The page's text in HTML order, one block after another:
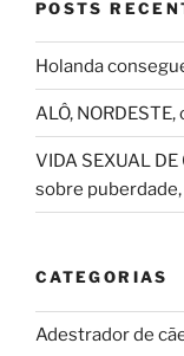
POSTS
Holanda
ALÔ,
VIDA SEXUAL
sobre
CATEGORIAS
Adestrador de